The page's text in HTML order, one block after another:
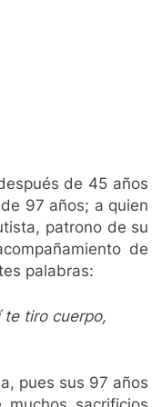
Socializan
en La Guajira
1 Mes Ago
de Asuntos Migratorios
deja la Procuradora
Socializan
en La Guajira
de 45 años
97 años; a quien
patrono de su
de
palabras:
te tiro cuerpo,
pues sus 97 años